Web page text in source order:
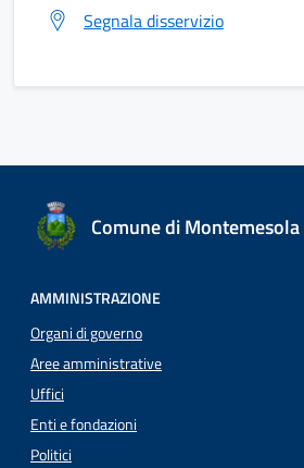
Segnala disservizio
Comune di Montemesola
AMMINISTRAZIONE
Organi di governo
Aree amministrative
Uffici
Enti e fondazioni
Politici